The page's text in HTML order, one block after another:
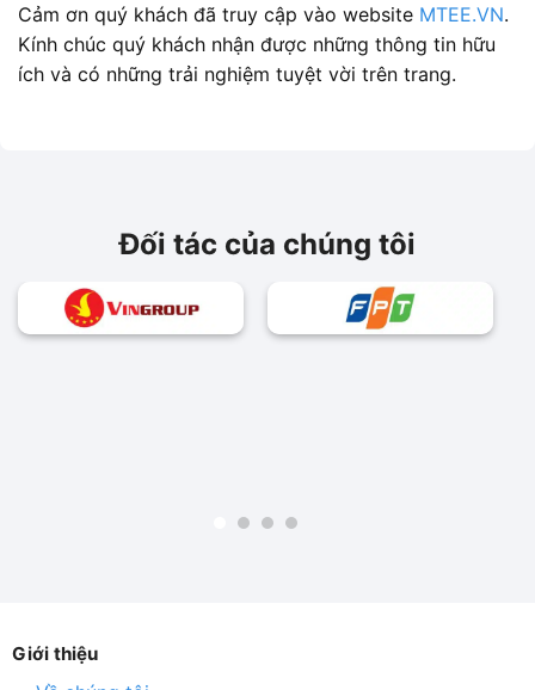
Cảm ơn quý khách đã truy cập vào website MTEE.VN.
Kính chúc quý khách nhận được những thông tin hữu
ích và có những trải nghiệm tuyệt vời trên trang.
Đối tác của chúng tôi
Giới thiệu